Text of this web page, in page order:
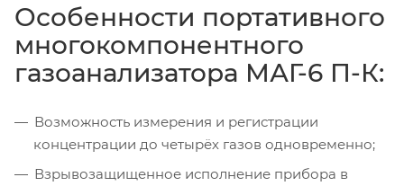
Особенности портативного
многокомпонентного
газоанализатора МАГ-6 П-К:
Возможность измерения и регистрации
концентрации до четырёх газов одновременно;
Взрывозащищенное исполнение прибора в